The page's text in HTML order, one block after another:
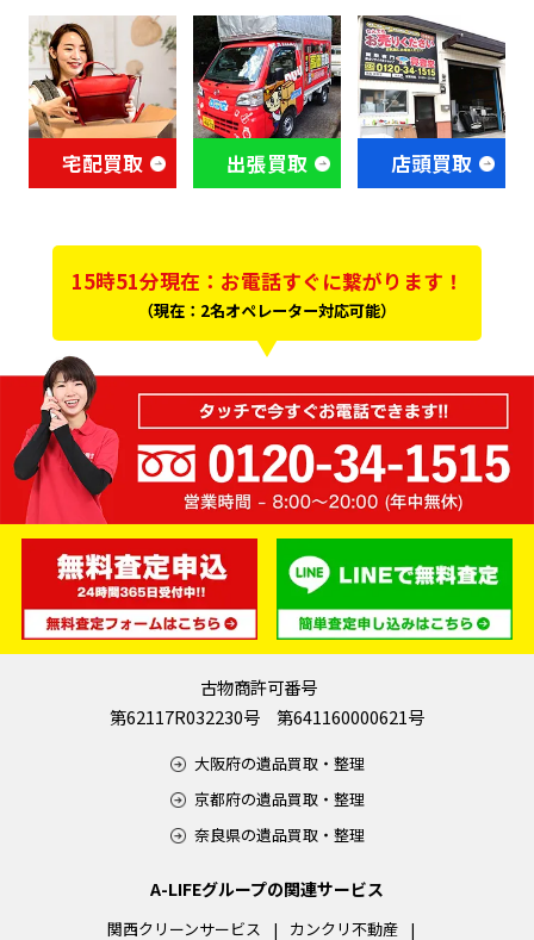
宅配買取 出張買取 店頭買取
15時51分現在：お電話すぐに繋がります！
（現在：2名オペレーター対応可能）
古物商許可番号
第62117R032230号 第641160000621号
大阪府の遺品買取・整理
京都府の遺品買取・整理
奈良県の遺品買取・整理
A-LIFEグループの関連サービス
関西クリーンサービス カンクリ不動産